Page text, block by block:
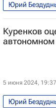
Юрий
Московская
Куренков
автономном
5 июня 2024, 19:37
Юрий